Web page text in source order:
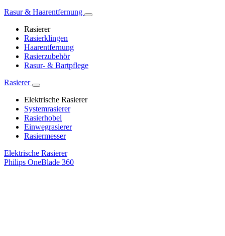
Rasur & Haarentfernung
Rasierer
Rasierklingen
Haarentfernung
Rasierzubehör
Rasur- & Bartpflege
Rasierer
Elektrische Rasierer
Systemrasierer
Rasierhobel
Einwegrasierer
Rasiermesser
Elektrische Rasierer
Philips OneBlade 360